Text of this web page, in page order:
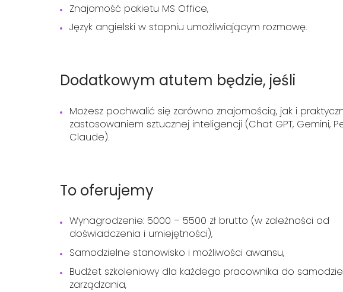
Znajomość pakietu MS Office,
Język angielski w stopniu umożliwiającym rozmowę.
Dodatkowym atutem będzie, jeśli
Możesz pochwalić się zarówno znajomością, jak i
zastosowaniem sztucznej inteligencji (Chat GPT, Gemini,
Claude).
To oferujemy
Wynagrodzenie: 5000 – 5500 zł brutto (w zależności od
doświadczenia i umiejętności),
Samodzielne stanowisko i możliwości awansu,
Budżet szkoleniowy dla każdego pracownika do
zarządzania,